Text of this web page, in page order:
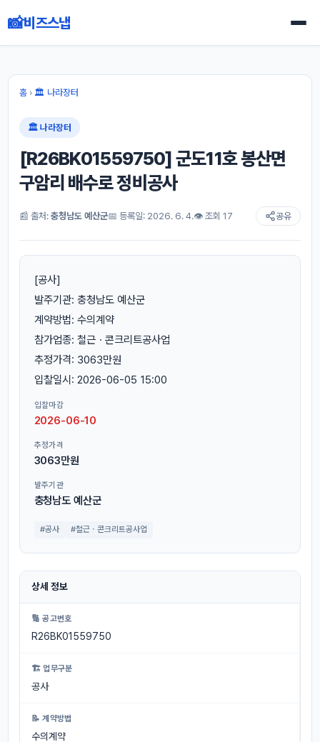
📸비즈스냅
홈› 🏛 나라장터
🏛 나라장터
[R26BK01559750] 군도11호 봉산면
구암리 배수로 정비공사
📰 출처: 충청남도 예산군📅 등록일: 2026. 6. 4.👁 조회 17 공유
[공사]
발주기관: 충청남도 예산군
계약방법: 수의계약
참가업종: 철근ㆍ콘크리트공사업
추정가격: 3063만원
입찰일시: 2026-06-05 15:00
입찰마감
2026-06-10
추정가격
3063만원
발주기관
충청남도 예산군
#공사 #철근ㆍ콘크리트공사업
상세 정보
🔢 공고번호
R26BK01559750
🏗 업무구분
공사
📝 계약방법
수의계약